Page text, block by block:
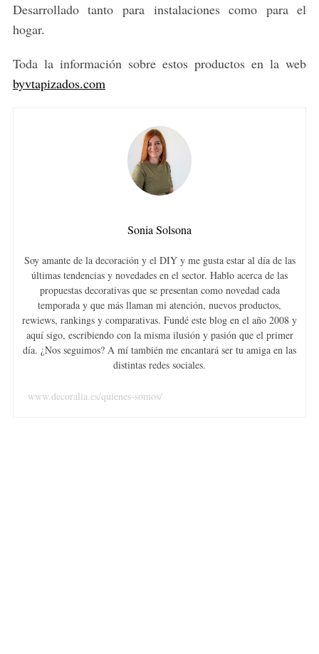
Desarrollado tanto para instalaciones como para el
hogar.
Toda la información sobre estos productos en la web
byvtapizados.com
Sonia Solsona
Soy amante de la decoración y el DIY y me gusta estar al día de las
últimas tendencias y novedades en el sector. Hablo acerca de las
propuestas decorativas que se presentan como novedad cada
temporada y que más llaman mi atención, nuevos productos,
rewiews, rankings y comparativas. Fundé este blog en el año 2008 y
aquí sigo, escribiendo con la misma ilusión y pasión que el primer
día. ¿Nos seguimos? A mí también me encantará ser tu amiga en las
distintas redes sociales.
www.decoralia.es/quienes-somos/